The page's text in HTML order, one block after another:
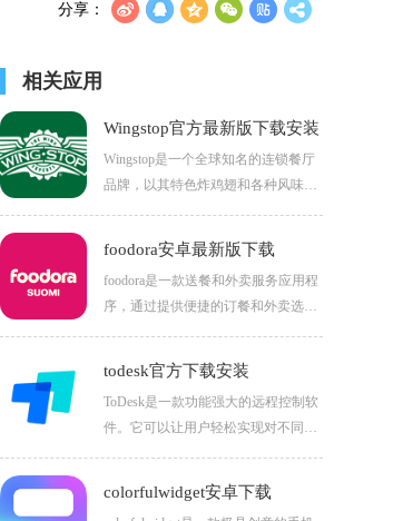
分享：
相关应用
Wingstop官方最新版下载安装
Wingstop是一个全球知名的连锁餐厅
品牌，以其特色炸鸡翅和各种风味酱
料，并指定送餐地址或到店自取。通
过在线订购，顾客可以享受到更加便
捷、快速的用餐体验，无需亲自前往
餐厅排队等候。
foodora安卓最新版下载
foodora是一款送餐和外卖服务应用程
序，通过提供便捷的订餐和外卖选
餐厅列表，包括各种菜系（如中餐、
西餐、日料、快餐等）。
todesk官方下载安装
ToDesk是一款功能强大的远程控制软
件。它可以让用户轻松实现对不同设
人解决设备问题，都能发挥重要作
colorfulwidget安卓下载